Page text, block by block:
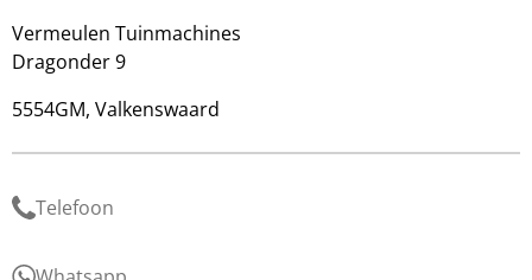
Vermeulen Tuinmachines
Dragonder 9
5554GM, Valkenswaard
Telefoon